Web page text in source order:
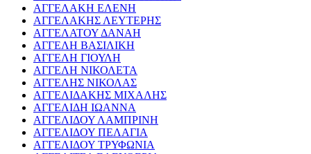
ΑΓΓΕΛΑΚΗ ΕΛΕΝΗ
ΑΓΓΕΛΑΚΗΣ ΛΕΥΤΕΡΗΣ
ΑΓΓΕΛΑΤΟΥ ΔΑΝΑΗ
ΑΓΓΕΛΗ ΒΑΣΙΛΙΚΗ
ΑΓΓΕΛΗ ΓΙΟΥΛΗ
ΑΓΓΕΛΗ ΝΙΚΟΛΕΤΑ
ΑΓΓΕΛΗΣ ΝΙΚΟΛΑΣ
ΑΓΓΕΛΙΔΑΚΗΣ ΜΙΧΑΛΗΣ
ΑΓΓΕΛΙΔΗ ΙΩΑΝΝΑ
ΑΓΓΕΛΙΔΟΥ ΛΑΜΠΡΙΝΗ
ΑΓΓΕΛΙΔΟΥ ΠΕΛΑΓΙΑ
ΑΓΓΕΛΙΔΟΥ ΤΡΥΦΩΝΙΑ